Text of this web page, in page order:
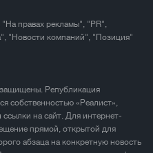
правах рекламы", "PR",
"Новости компаний", "Позиция"
Републикация
собственностью «Реалист»,
на сайт. Для интернет-
прямой, открытой для
абзаца на конкретную новость